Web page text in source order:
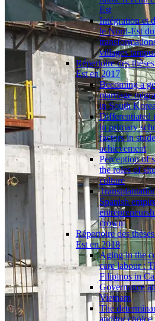
Est
Intégration et
le Nord-Est
villages
Répertoire des
Est en 2017
Becoming a
marriage
in South Korea
Differentiated
in primary
factors in
achievement
Perception of
the roles of
culture
Spanish
crown
Répertoire des
Est en 2018
Aging in the
care labour :
Filipinos in
Governance
Vietnam
The